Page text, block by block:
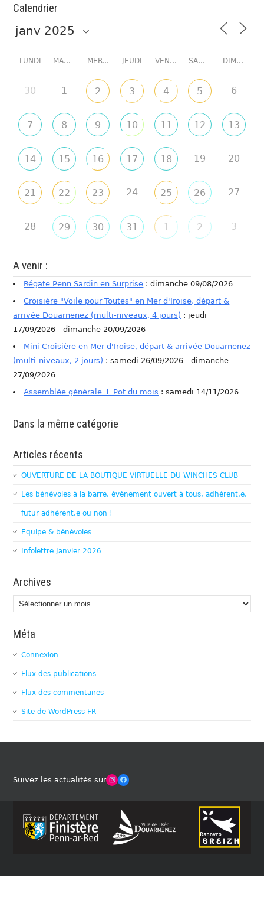
Calendrier
LUNDI MARDI MERCREDI JEUDI VENDREDI SAMEDI DIMANCHE
30 1 2 3 4 5 6
7 8 9 10 11 12 13
14 15 16 17 18 19 20
21 22 23 24 25 26 27
28 29 30 31 1 2 3
A venir :
Régate Penn Sardin en Surprise : dimanche 09/08/2026
Croisière "Voile pour Toutes" en Mer d'Iroise, départ &
arrivée Douarnenez (multi-niveaux, 4 jours) : jeudi
17/09/2026 - dimanche 20/09/2026
Mini Croisière en Mer d'Iroise, départ & arrivée Douarnenez
(multi-niveaux, 2 jours) : samedi 26/09/2026 - dimanche
27/09/2026
Assemblée générale + Pot du mois : samedi 14/11/2026
Dans la même catégorie
Articles récents
OUVERTURE DE LA BOUTIQUE VIRTUELLE DU WINCHES CLUB
Les bénévoles à la barre, évènement ouvert à tous, adhérent.e,
futur adhérent.e ou non !
Equipe & bénévoles
Infolettre Janvier 2026
Archives
Archives
Méta
Connexion
Flux des publications
Flux des commentaires
Site de WordPress-FR
Suivez les actualités surWinches Club OfficielFacebook